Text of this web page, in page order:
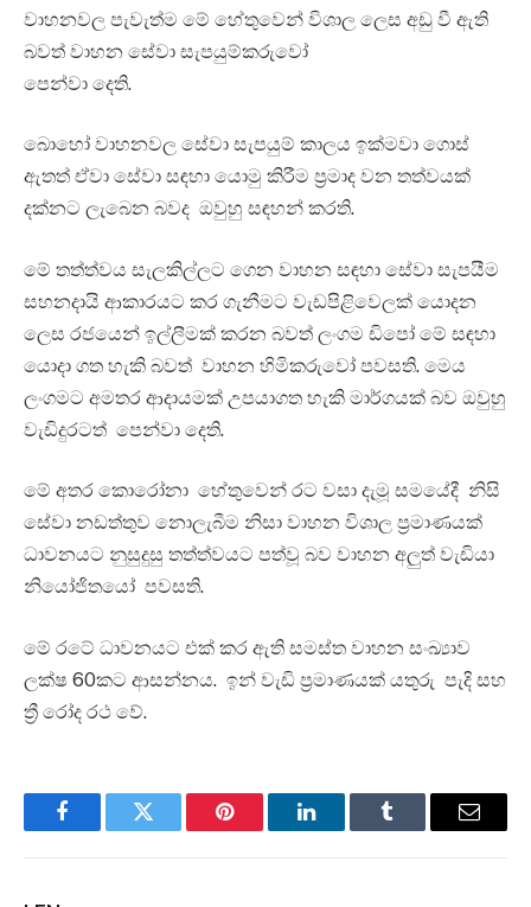
වාහනවල පැවැත්ම මේ හේතුවෙන් විශාල ලෙස අඩු වී ඇති
බවත් වාහන සේවා සැපයුම්කරුවෝ
පෙන්වා දෙති.
බොහෝ වාහනවල සේවා සැපයුම් කාලය ඉක්මවා ගොස්
ඇතත් ඒවා සේවා සඳහා යොමු කිරීම ප්‍රමාද වන තත්වයක්
දක්නට ලැබෙන බවද ඔවුහු සඳහන් කරති.
මේ තත්ත්වය සැලකිල්ලට ගෙන වාහන සඳහා සේවා සැපයීම
සහනදායි ආකාරයට කර ගැනීමට වැඩපිළිවෙලක් යොදන
ලෙස රජයෙන් ඉල්ලීමක් කරන බවත් ලංගම ඩිපෝ මේ සඳහා
යොදා ගත හැකි බවත් වාහන හිමිකරුවෝ පවසති. මෙය
ලංගමට අමතර ආදායමක් උපයාගත හැකි මාර්ගයක් බව ඔවුහු
වැඩිදුරටත් පෙන්වා දෙති.
මේ අතර කොරෝනා හේතුවෙන් රට වසා දැමූ සමයේදී නිසි
සේවා නඩත්තුව නොලැබීම නිසා වාහන විශාල ප්‍රමාණයක්
ධාවනයට නුසුදුසු තත්ත්වයට පත්වූ බව වාහන අලුත් වැඩියා
නියෝජිතයෝ පවසති.
මේ රටේ ධාවනයට එක් කර ඇති සමස්ත වාහන සංඛ්‍යාව
ලක්ෂ 60කට ආසන්නය. ඉන් වැඩි ප්‍රමාණයක් යතුරු පැදි සහ
ත්‍රී රෝද රථ වේ.
FacebookTwitter Pinterest LinkedInTumblr Email